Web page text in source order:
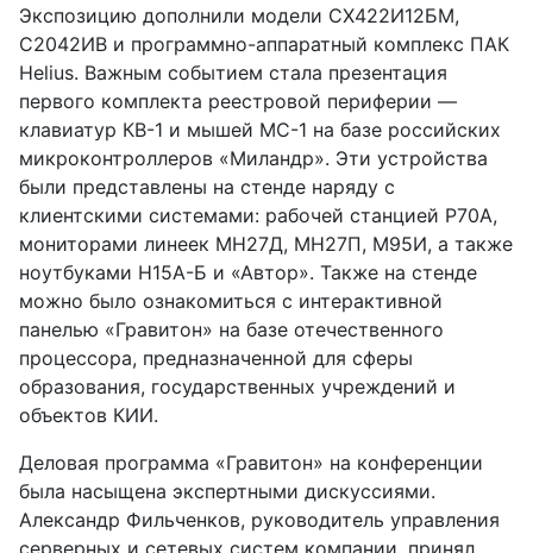
Экспозицию дополнили модели СХ422И12БМ,
С2042ИВ и программно-аппаратный комплекс ПАК
Helius. Важным событием стала презентация
первого комплекта реестровой периферии —
клавиатур КВ-1 и мышей МС-1 на базе российских
микроконтроллеров «Миландр». Эти устройства
были представлены на стенде наряду с
клиентскими системами: рабочей станцией Р70А,
мониторами линеек МН27Д, МН27П, М95И, а также
ноутбуками Н15А-Б и «Автор». Также на стенде
можно было ознакомиться с интерактивной
панелью «Гравитон» на базе отечественного
процессора, предназначенной для сферы
образования, государственных учреждений и
объектов КИИ.
Деловая программа «Гравитон» на конференции
была насыщена экспертными дискуссиями.
Александр Фильченков, руководитель управления
серверных и сетевых систем компании, принял